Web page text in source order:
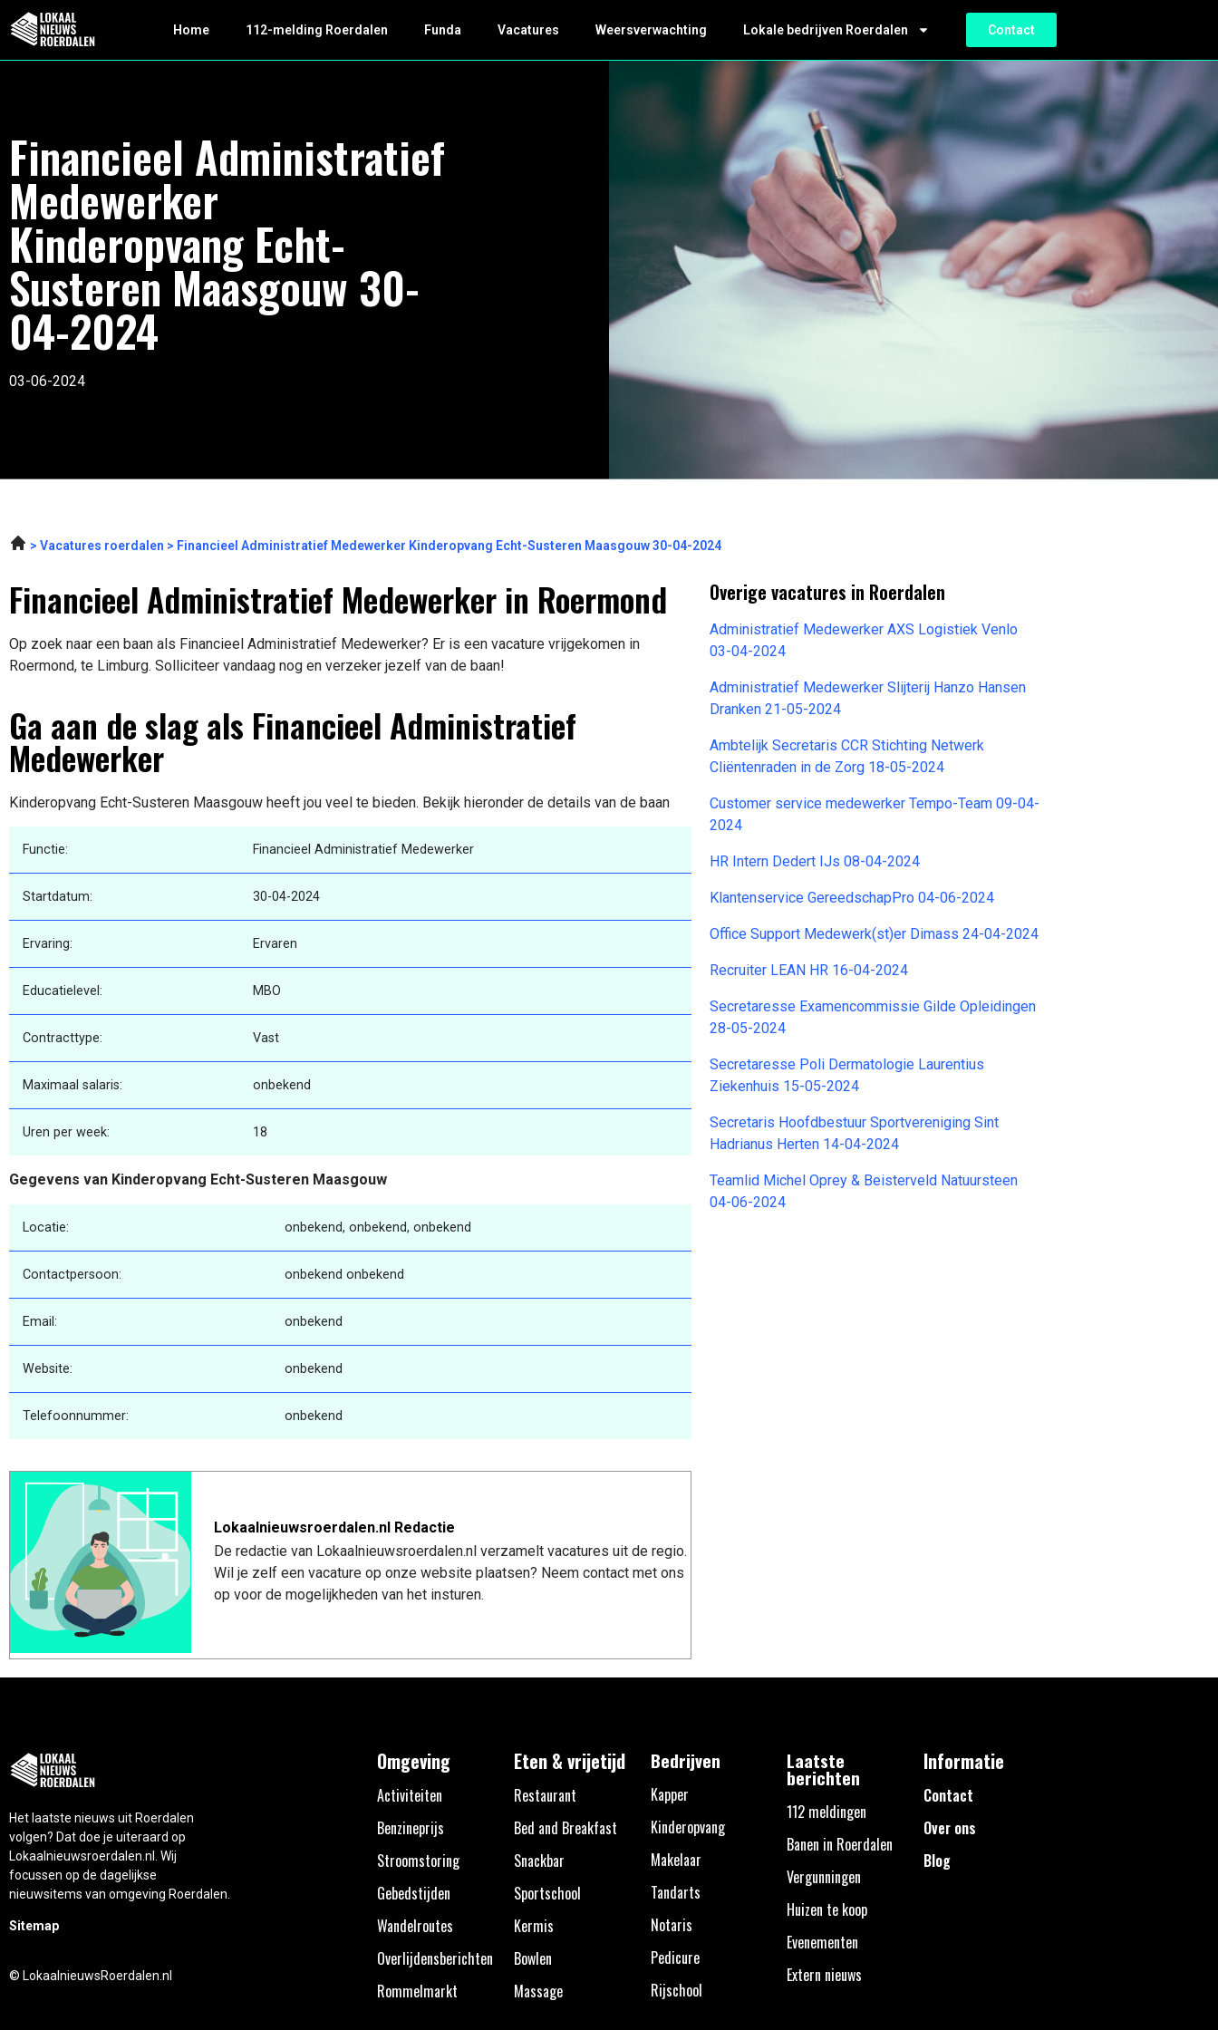
Home 112-melding Roerdalen Funda Vacatures Weersverwachting Lokale bedrijven Roerdalen Contact
Financieel Administratief
Medewerker
Kinderopvang Echt-
Susteren Maasgouw 30-
04-2024
03-06-2024
Vacatures roerdalen Financieel Administratief Medewerker Kinderopvang Echt-Susteren Maasgouw 30-04-2024
Financieel Administratief Medewerker in Roermond
Op zoek naar een baan als Financieel Administratief Medewerker? Er is een vacature vrijgekomen in
Roermond, te Limburg. Solliciteer vandaag nog en verzeker jezelf van de baan!
Ga aan de slag als Financieel Administratief
Medewerker
Kinderopvang Echt-Susteren Maasgouw heeft jou veel te bieden. Bekijk hieronder de details van de baan
Functie: Financieel Administratief Medewerker
Startdatum: 30-04-2024
Ervaring: Ervaren
Educatielevel: MBO
Contracttype: Vast
Maximaal salaris: onbekend
Uren per week: 18
Gegevens van Kinderopvang Echt-Susteren Maasgouw
Locatie: onbekend, onbekend, onbekend
Contactpersoon: onbekend onbekend
Email: onbekend
Website: onbekend
Telefoonnummer: onbekend
Lokaalnieuwsroerdalen.nl Redactie
De redactie van Lokaalnieuwsroerdalen.nl verzamelt vacatures uit de regio.
Wil je zelf een vacature op onze website plaatsen? Neem contact met ons
op voor de mogelijkheden van het insturen.
Overige vacatures in Roerdalen
Administratief Medewerker AXS Logistiek Venlo
03-04-2024
Administratief Medewerker Slijterij Hanzo Hansen
Dranken 21-05-2024
Ambtelijk Secretaris CCR Stichting Netwerk
Cliëntenraden in de Zorg 18-05-2024
Customer service medewerker Tempo-Team 09-04-
2024
HR Intern Dedert IJs 08-04-2024
Klantenservice GereedschapPro 04-06-2024
Office Support Medewerk(st)er Dimass 24-04-2024
Recruiter LEAN HR 16-04-2024
Secretaresse Examencommissie Gilde Opleidingen
28-05-2024
Secretaresse Poli Dermatologie Laurentius
Ziekenhuis 15-05-2024
Secretaris Hoofdbestuur Sportvereniging Sint
Hadrianus Herten 14-04-2024
Teamlid Michel Oprey & Beisterveld Natuursteen
04-06-2024
Het laatste nieuws uit Roerdalen
volgen? Dat doe je uiteraard op
Lokaalnieuwsroerdalen.nl. Wij
focussen op de dagelijkse
nieuwsitems van omgeving Roerdalen.
Sitemap
© LokaalnieuwsRoerdalen.nl
Omgeving
Activiteiten
Benzineprijs
Stroomstoring
Gebedstijden
Wandelroutes
Overlijdensberichten
Rommelmarkt
Eten & vrijetijd
Restaurant
Bed and Breakfast
Snackbar
Sportschool
Kermis
Bowlen
Massage
Bedrijven
Kapper
Kinderopvang
Makelaar
Tandarts
Notaris
Pedicure
Rijschool
Laatste
berichten
112 meldingen
Banen in Roerdalen
Vergunningen
Huizen te koop
Evenementen
Extern nieuws
Informatie
Contact
Over ons
Blog